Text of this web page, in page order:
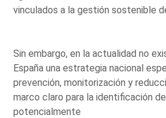
vinculados a la gestión sostenible
Sin embargo, en la actualidad no
España una estrategia nacional
prevención, monitorización y
marco claro para la identificación
potencialmente